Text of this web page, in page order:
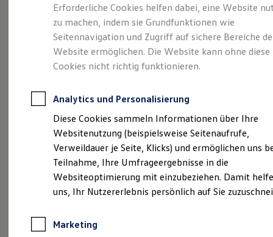
Leasing
Leasing-Angebote
Gebrauchtwagen Leasing
Junge Gebrauchtwagen-Leasing
Elektroauto Leasing
Kleinwagen-Leasing
Leasing ohne Anzahlung
Autokredit mit Schlussrate
Versicherungen und Garantien
Kfz-Versicherung
Restschuldversicherungen
Garantien
Wartungsverträge
Geschäftskunden
Professional Class bei Volkswagen
Großkunden
Behörden
Anpfiff zum Gewinn
Eleganzschön
großartig. Der Passat.
Erforderliche Cookies helfen dabei, eine Website
zu machen, indem sie Grundfunktionen wie
Seitennavigation und Zugriff auf sichere Bereiche
Website ermöglichen. Die Website kann ohne diese
Cookies nicht richtig funktionieren.
Analytics und Personalisierung
Diese Cookies sammeln Informationen über Ihre
Websitenutzung (beispielsweise Seitenaufrufe,
Verweildauer je Seite, Klicks) und ermöglichen uns
Teilnahme, Ihre Umfrageergebnisse in die
Websiteoptimierung mit einzubeziehen. Damit
uns, Ihr Nutzererlebnis persönlich auf Sie
Marketing